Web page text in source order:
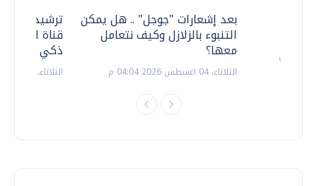
ترشيدا
قناة
ذكي
الثلاثاء، 14 يوليو 2026 06:11 م
بعد إشعارات "جوجل" .. هل يمكن
التنبوء بالزلازل وكيف نتعامل
معها؟
الثلاثاء، 04 اغسطس 2026 04:04 م